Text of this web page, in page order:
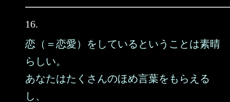
16.
恋（＝恋愛）をしているということは素晴
らしい。
あなたはたくさんのほめ言葉をもらえる
し、